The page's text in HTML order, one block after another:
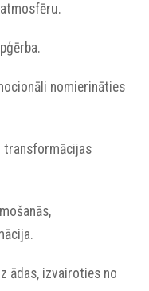
nomierināties
transformācijas
ādas, izvairoties no